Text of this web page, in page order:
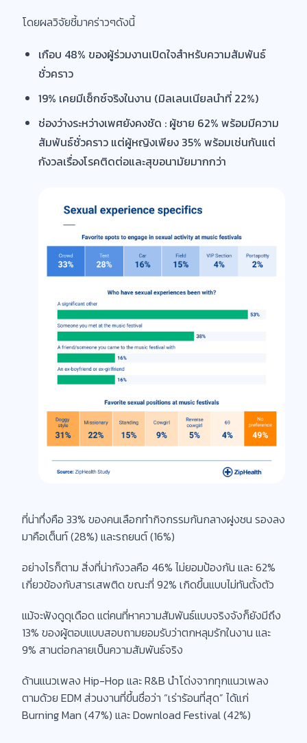
โดยผลวิจัยชี้มาคร่าวๆดังนี้
เกือบ 48% ของผู้ร่วมงานเปิดใจสำหรับความสัมพันธ์
ชั่วคราว
19% เคยมีเซ็กซ์จริงในงาน (มิลเลนเนียลนำที่ 22%)
ช่องว่างระหว่างเพศยังคงชัด : ผู้ชาย 62% พร้อมมีความ
สัมพันธ์ชั่วคราว แต่ผู้หญิงเพียง 35% พร้อมเช่นกันแต่
กังวลเรื่องโรคติดต่อและสุขอนามัยมากกว่า
ที่น่าทึ่งคือ 33% ของคนเลือกทำกิจกรรมกันกลางฝูงชน รองลง
มาคือเต็นท์ (28%) และรถยนต์ (16%)
อย่างไรก็ตาม สิ่งที่น่ากังวลคือ 46% ไม่ยอมป้องกัน และ 62%
เกี่ยวข้องกับสารเสพติด ขณะที่ 92% เกิดขึ้นแบบไม่ทันตั้งตัว
แม้จะฟังดูดุเดือด แต่คนที่หาความสัมพันธ์แบบจริงจังก็ยังมีถึง
13% ของผู้ตอบแบบสอบถามยอมรับว่าตกหลุมรักในงาน และ
9% สานต่อกลายเป็นความสัมพันธ์จริง
ด้านแนวเพลง Hip-Hop และ R&B นำโด่งจากทุกแนวเพลง
ตามด้วย EDM ส่วนงานที่ขึ้นชื่อว่า “เร่าร้อนที่สุด” ได้แก่
Burning Man (47%) และ Download Festival (42%)